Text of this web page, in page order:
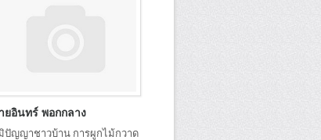
ยอินทร์ พอกกลาง
ปัญญาชาวบ้าน การผูกไม้กวาด